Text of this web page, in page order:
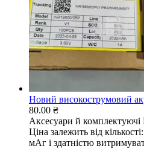
Новий високострумовий
80.00 ₴
Аксесуари й комплектуючі
Ціна залежить від
мАг і здатністю